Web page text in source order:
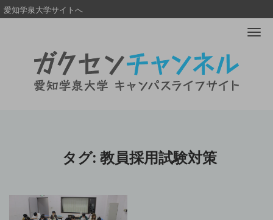
愛知学泉大学サイトへ
タグ: 教員採用試験対策